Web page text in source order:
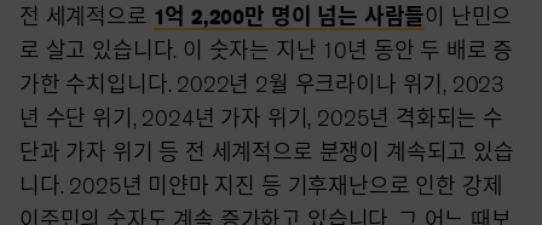
전 세계적으로 1억 2,200만 명이 넘는 사람들이 난민으
로 살고 있습니다. 이 숫자는 지난 10년 동안 두 배로 증
가한 수치입니다. 2022년 2월 우크라이나 위기, 2023
년 수단 위기, 2024년 가자 위기, 2025년 격화되는 수
단과 가자 위기 등 전 세계적으로 분쟁이 계속되고 있습
니다. 2025년 미얀마 지진 등 기후재난으로 인한 강제
이주민의 숫자도 계속 증가하고 있습니다. 그 어느 때보